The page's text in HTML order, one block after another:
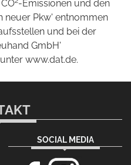
-Emissionen und den
neuer Pkw' entnommen
und bei der
GmbH'
www.dat.de.
SOCIAL MEDIA